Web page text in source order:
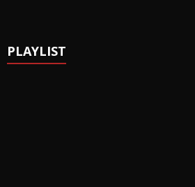
PLAYLIST